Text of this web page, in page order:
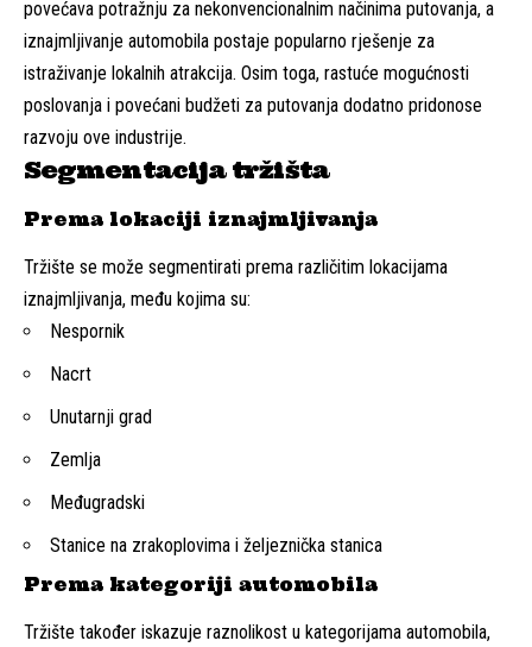
povećava potražnju za nekonvencionalnim načinima putovanja, a
iznajmljivanje automobila postaje popularno rješenje za
istraživanje lokalnih atrakcija. Osim toga, rastuće mogućnosti
poslovanja i povećani budžeti za putovanja dodatno pridonose
razvoju ove industrije.
Segmentacija tržišta
Prema lokaciji iznajmljivanja
Tržište se može segmentirati prema različitim lokacijama
iznajmljivanja, među kojima su:
Nespornik
Nacrt
Unutarnji grad
Zemlja
Međugradski
Stanice na zrakoplovima i željeznička stanica
Prema kategoriji automobila
Tržište također iskazuje raznolikost u kategorijama automobila,